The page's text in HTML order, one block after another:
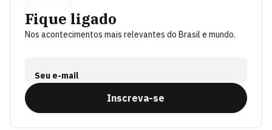
Fique ligado
Nos acontecimentos mais relevantes do Brasil e mundo.
Seu e-mail
Inscreva-se